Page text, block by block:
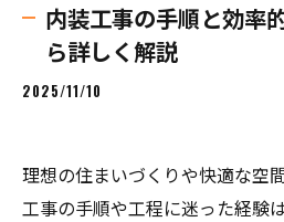
内装工事の手順と効率
ら詳しく解説
2025/11/10
理想の住まいづくりや快適な空
工事の手順や工程に迷った経験